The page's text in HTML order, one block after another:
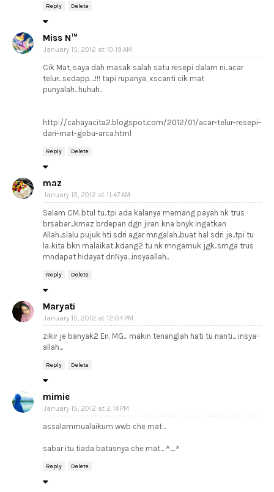
Reply Delete
Miss N™
January 15, 2012 at 10:19 AM
Cik Mat, saya dah masak salah satu resepi dalam ni..acar
telur...sedapp....!!! tapi rupanya, xscanti cik mat
punyalah...huhuh..
http://cahayacita2.blogspot.com/2012/01/acar-telur-resepi-
dari-mat-gebu-arca.html
Reply Delete
maz
January 15, 2012 at 11:47 AM
Salam CM..btul tu..tpi ada kalanya memang payah nk trus
brsabar...kmaz brdepan dgn jiran..kna bnyk ingatkan
Allah..slalu pujuk hti sdri agar mngalah..buat hal sdri je..tpi tu
la..kita bkn malaikat..kdang2 tu nk mngamuk jgk..smga trus
mndapat hidayat driNya...insyaallah..
Reply Delete
Maryati
January 15, 2012 at 12:04 PM
zikir je banyak2 En. MG... makin tenanglah hati tu nanti... insya-
allah...
Reply Delete
mimie
January 15, 2012 at 2:14 PM
assalammualaikum wwb che mat...
sabar itu tiada batasnya che mat... ^_^
Reply Delete